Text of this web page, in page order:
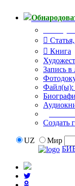
Книга
Запись в
Файл(ы):
Создать
UZ
Мир